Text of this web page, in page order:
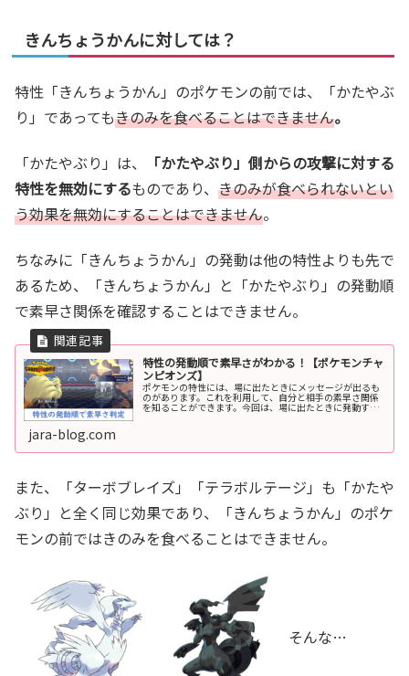
きんちょうかんに対しては？
特性「きんちょうかん」のポケモンの前では、「かたやぶ
り」であってもきのみを食べることはできません。
「かたやぶり」は、
「かたやぶり」側からの攻撃に対する
特性を無効にするものであり、 きのみが食べられないとい
う効果を無効にすることはできません。
ちなみに「きんちょうかん」の発動は他の特性よりも先で
あるため、「きんちょうかん」と「かたやぶり」の発動順
で素早さ関係を確認することはできません。
特性の発動順で素早さがわかる！【ポケモンチャ
ンピオンズ】
ポケモンの特性には、場に出たときにメッセージが出るも
のがあります。これを利用して、自分と相手の素早さ関係
を知ることができます。今回は、場に出たときに発動する
jara-blog.com
また、「ターボブレイズ」「テラボルテージ」も「かたや
ぶり」と全く同じ効果であり、「きんちょうかん」のポケ
モンの前ではきのみを食べることはできません。
そんな…